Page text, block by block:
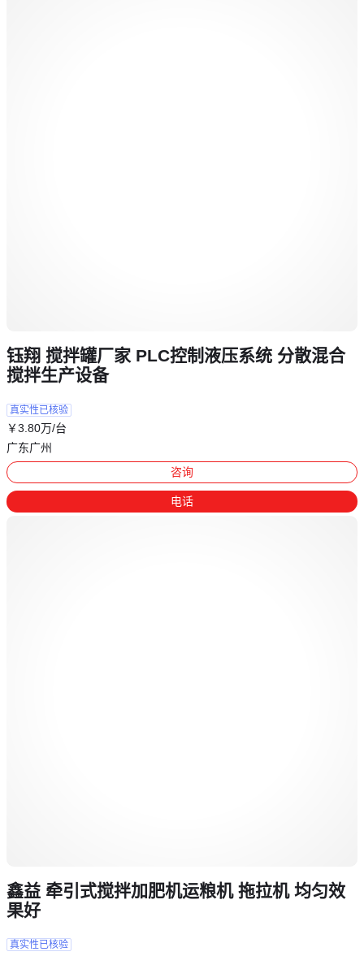
钰翔 搅拌罐厂家 PLC控制液压系统 分散混合
搅拌生产设备
真实性已核验
￥3.80万/台
广东广州
咨询
电话
鑫益 牵引式搅拌加肥机运粮机 拖拉机 均匀效
果好
真实性已核验